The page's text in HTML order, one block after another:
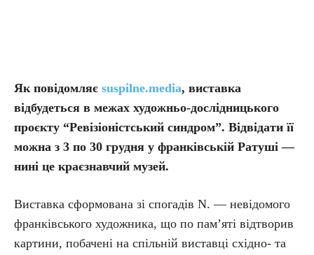
Як повідомляє suspilne.media, виставка
відбудеться в межах художньо-дослідницького
проєкту “Ревізіоністський синдром”. Відвідати її
можна з 3 по 30 грудня у франківській Ратуші —
нині це краєзнавчий музей.
Виставка сформована зі спогадів N. — невідомого
франківського художника, що по пам’яті відтворив
картини, побачені на спільній виставці східно- та